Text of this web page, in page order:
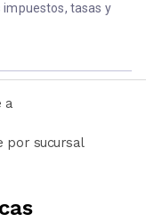
impuestos, tasas y
a
por sucursal